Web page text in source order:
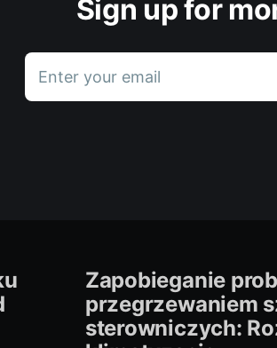
Sign up for
Enter your email
Zapobieganie
przegrzewaniem
sterowniczych: